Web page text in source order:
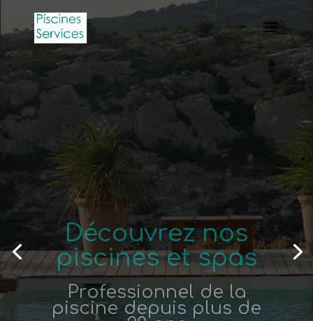
Découvrez nos
piscines et spas
Professionnel de la
piscine depuis plus de
20 ans